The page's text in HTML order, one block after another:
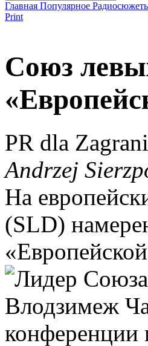
Главная Популярное
Print
Союз
PR dla
Andrzej
На
(SLD)